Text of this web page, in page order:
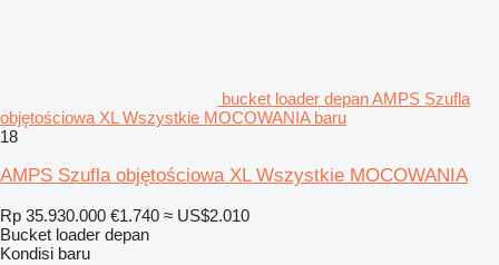
bucket loader depan AMPS Szufla
objętościowa XL Wszystkie MOCOWANIA baru
18
AMPS Szufla objętościowa XL Wszystkie MOCOWANIA
Rp 35.930.000 €1.740 ≈ US$2.010
Bucket loader depan
Kondisi baru